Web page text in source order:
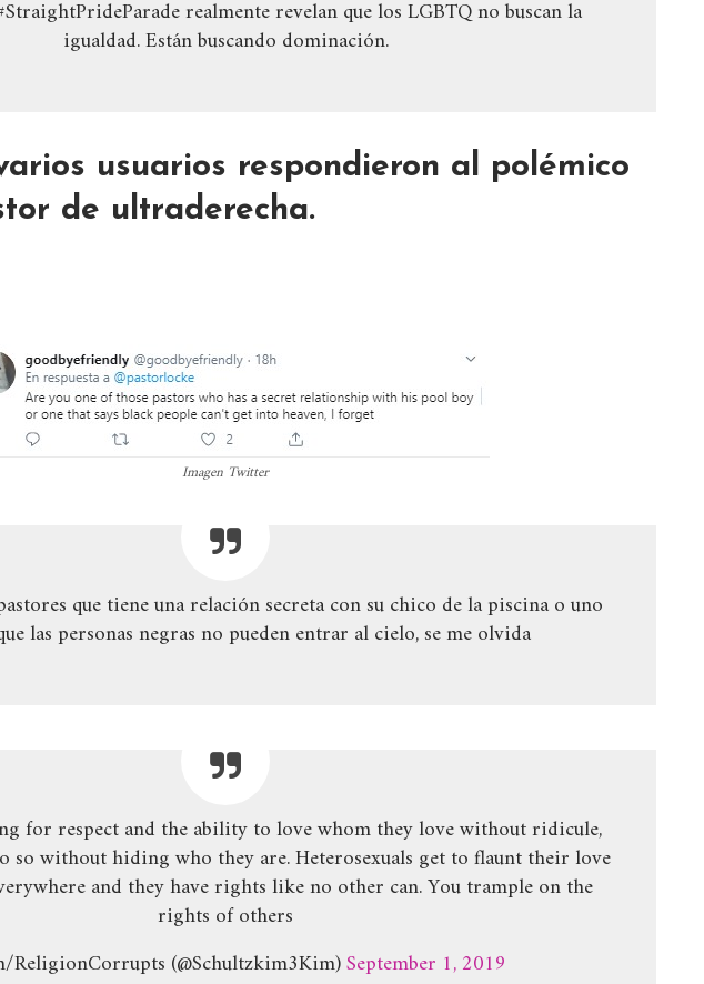
realmente revelan que los LGBTQ no buscan la
igualdad. Están buscando dominación.
usuarios respondieron al polémico
de ultraderecha.
Imagen Twitter
que tiene una relación secreta con su chico de la piscina o uno
las personas negras no pueden entrar al cielo, se me olvida
for respect and the ability to love whom they love without ridicule,
so without hiding who they are. Heterosexuals get to flaunt their love
and they have rights like no other can. You trample on the
rights of others
(@Schultzkim3Kim)September 1, 2019